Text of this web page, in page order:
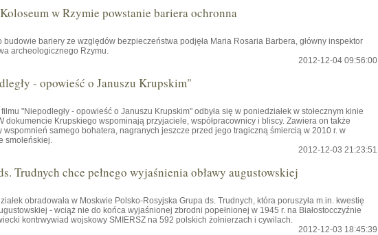
w Rzymie powstanie bariera ochronna
budowie bariery ze względów bezpieczeństwa podjęła Maria Rosaria Barbera, główny inspektor
archeologicznego Rzymu.
2012-12-04 09:56:00
- opowieść o Januszu Krupskim"
"Niepodległy - opowieść o Januszu Krupskim" odbyła się w poniedziałek w stołecznym kinie
dokumencie Krupskiego wspominają przyjaciele, współpracownicy i bliscy. Zawiera on także
wspomnień samego bohatera, nagranych jeszcze przed jego tragiczną śmiercią w 2010 r. w
smoleńskiej.
2012-12-03 21:23:51
Trudnych chce pełnego wyjaśnienia obławy augustowskiej
obradowała w Moskwie Polsko-Rosyjska Grupa ds. Trudnych, która poruszyła m.in. kwestię
- wciąż nie do końca wyjaśnionej zbrodni popełnionej w 1945 r. na Białostocczyźnie
kontrwywiad wojskowy SMIERSZ na 592 polskich żołnierzach i cywilach.
2012-12-03 18:45:39